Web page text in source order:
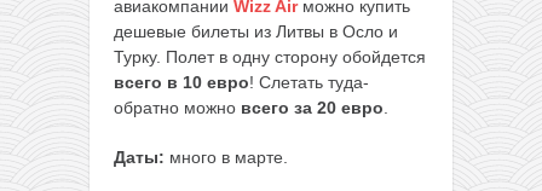
авиакомпании Wizz Airможно купить
дешевые билеты из Литвы в Осло и
Турку. Полет в одну сторону обойдется
всего в 10 евро! Слетать туда-
обратно можно всего за 20 евро
Даты: много в марте.